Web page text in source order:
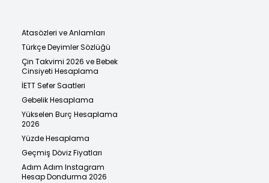
Atasözleri ve Anlamları
Türkçe Deyimler Sözlüğü
Çin Takvimi 2026 ve Bebek
Cinsiyeti Hesaplama
İETT Sefer Saatleri
Gebelik Hesaplama
Yükselen Burç Hesaplama
2026
Yüzde Hesaplama
Geçmiş Döviz Fiyatları
Adım Adım Instagram
Hesap Dondurma 2026